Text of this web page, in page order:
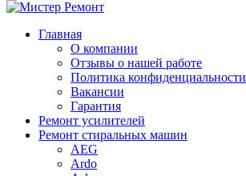
Главная
О компании
Отзывы о нашей работе
Политика конфиденциальности
Вакансии
Гарантия
Ремонт усилителей
Ремонт стиральных машин
AEG
Ardo